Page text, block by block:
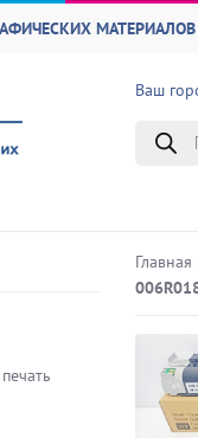
Ваш
Поиск
Главная